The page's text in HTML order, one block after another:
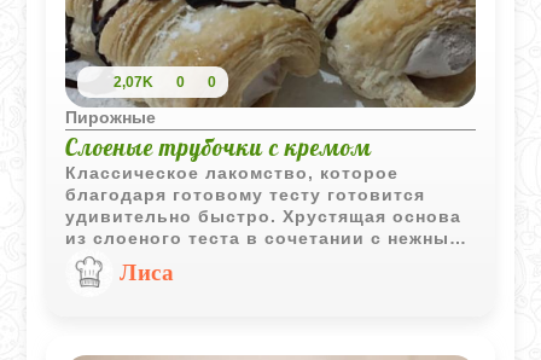
2,07K 0 0
Пирожные
Слоеные трубочки с кремом
Классическое лакомство, которое
благодаря готовому тесту готовится
удивительно быстро. Хрустящая основа
из слоеного теста в сочетании с нежным,
воздушным сливочным кремом создает
идеальный десерт к чаю или кофе.
Лиса